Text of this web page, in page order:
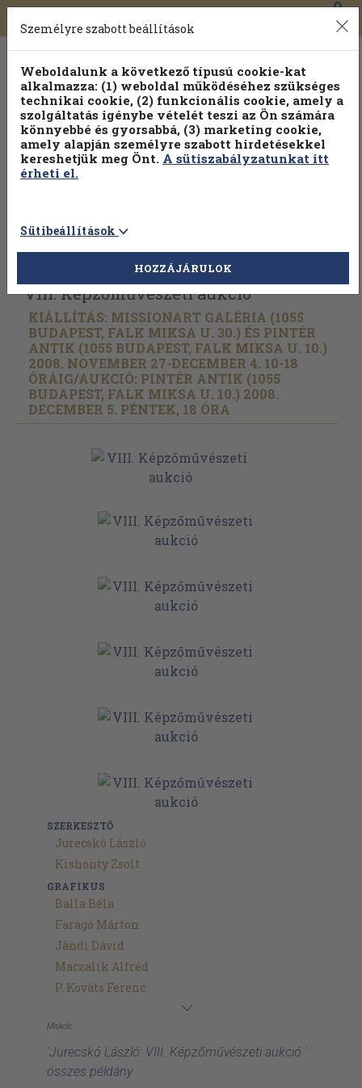
Toggle
navigation
0
Vissza az előző oldalra Válasszon példányt
VIII. Képzőművészeti aukció
KIÁLLÍTÁS: MISSIONART GALÉRIA (1055
BUDAPEST, FALK MIKSA U. 30.) ÉS PINTÉR
ANTIK (1055 BUDAPEST, FALK MIKSA U. 10.)
2008. NOVEMBER 27-DECEMBER 4. 10-18
ÓRÁIG/AUKCIÓ: PINTÉR ANTIK (1055
BUDAPEST, FALK MIKSA U. 10.) 2008.
DECEMBER 5. PÉNTEK, 18 ÓRA
SZERKESZTŐ
Jurecskó László
Kishonty Zsolt
GRAFIKUS
Balla Béla
Faragó Márton
Jándi Dávid
Maczalik Alfréd
P. Kováts Ferenc
Miskolc
'Jurecskó László: VIII. Képzőművészeti aukció '
összes példány
Személyre szabott beállítások
Weboldalunk a következő típusú cookie-kat
alkalmazza: (1) weboldal működéséhez szükséges
technikai cookie, (2) funkcionális cookie, amely a
szolgáltatás igénybe vételét teszi az Ön számára
könnyebbé és gyorsabbá, (3) marketing cookie,
amely alapján személyre szabott hirdetésekkel
kereshetjük meg Önt. A sütiszabályzatunkat itt
érheti el.
Sütibeállítások
HOZZÁJÁRULOK